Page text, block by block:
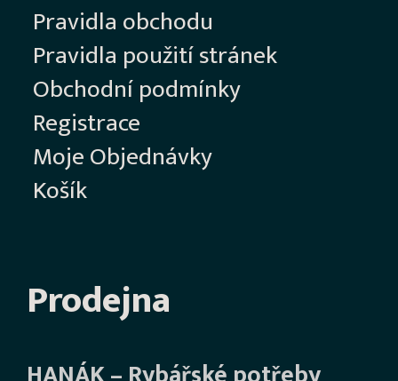
Pravidla obchodu
Pravidla použití stránek
Obchodní podmínky
Registrace
Moje Objednávky
Košík
Prodejna